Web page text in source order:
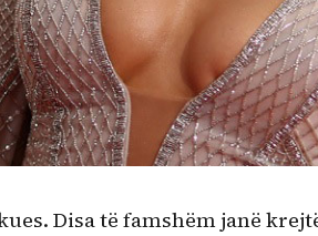
Disa të famshëm janë